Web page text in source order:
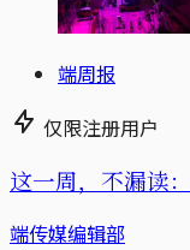
端周报
仅限注册用户
这一周，不漏读
端传媒编辑部